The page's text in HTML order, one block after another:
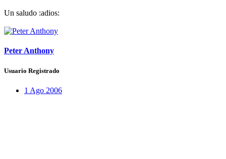
Un saludo :adios:
Peter Anthony
Usuario Registrado
1 Ago 2006